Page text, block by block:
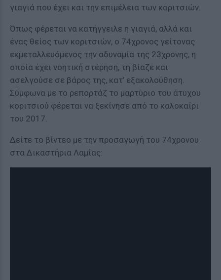
γιαγιά που έχει και την επιμέλεια των κοριτσιών.
Όπως φέρεται να κατήγγειλε η γιαγιά, αλλά και
ένας θείος των κοριτσιών, ο 74χρονος γείτονας
εκμεταλλευόμενος την αδυναμία της 23χρονης, η
οποία έχει νοητική στέρηση, τη βίαζε και
ασελγούσε σε βάρος της, κατ’ εξακολούθηση.
Σύμφωνα με το ρεπορτάζ το μαρτύριο του άτυχου
κοριτσιού φέρεται να ξεκίνησε από το καλοκαίρι
του 2017.
Δείτε το βίντεο με την προσαγωγή του 74χρονου
στα Δικαστήρια Λαμίας: